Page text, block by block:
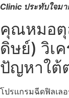
Clinic ประทับใจมา
คุณหมอ
ดิษย์) วิเ
ปัญหาใต้
โปรแกรมฉีดฟิลเล